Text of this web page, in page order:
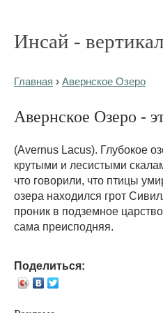
Инсай -
Главная › Авернское Озеро
Авернское Озеро -
(Avernus Lacus). Глубокое
крутыми и лесистыми
что говорили, что птицы
озера находился грот
проник в подземное
сама преисподняя.
Поделиться: